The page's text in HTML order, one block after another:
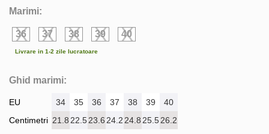
Marimi:
36 37 38 39 40
Livrare in 1-2 zile lucratoare
Ghid marimi:
EU
Centimetri
34 35 36 37 38 39
40
21.8 22.523.6 24.2 24.8 25.526.2